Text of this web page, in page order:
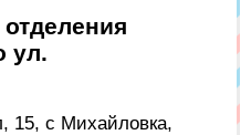
ул.
15, с Михайловка,